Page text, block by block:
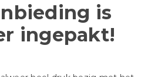
is
ingepakt!